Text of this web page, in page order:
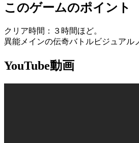
このゲームのポイント
クリア時間：３時間ほど。
異能メインの伝奇バトルビジュアル
YouTube動画